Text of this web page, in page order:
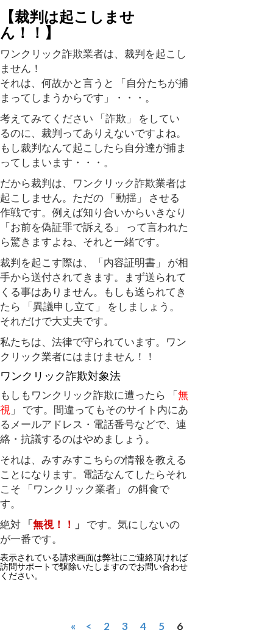
【裁判は起こしませ
ん！！】
ワンクリック詐欺業者は、裁判を起こし
ません！
それは、何故かと言うと 「自分たちが捕
まってしまうからです」・・・。
考えてみてください 「詐欺」 をしてい
るのに、裁判ってありえないですよね。
もし裁判なんて起こしたら自分達が捕ま
ってしまいます・・・。
だから裁判は、ワンクリック詐欺業者は
起こしません。ただの 「動揺」 させる
作戦です。例えば知り合いからいきなり
「お前を偽証罪で訴える」 って言われた
ら驚きますよね、それと一緒です。
裁判を起こす際は、「内容証明書」 が相
手から送付されてきます。まず送られて
くる事はありません。もしも送られてき
たら 「異議申し立て」 をしましょう。
それだけで大丈夫です。
私たちは、法律で守られています。ワン
クリック業者にはまけません！！
ワンクリック詐欺対象法
もしもワンクリック詐欺に遭ったら 「無
視 」 です。間違ってもそのサイト内にあ
るメールアドレス・電話番号などで、連
絡・抗議するのはやめましょう。
それは、みすみすこちらの情報を教える
ことになります。電話なんてしたらそれ
こそ 「ワンクリック業者」 の餌食で
す。
絶対
「無視！！ 」
です。気にしないの
が一番です。
表示されている請求画面は弊社にご連絡頂ければ
訪問サポートで駆除いたしますのでお問い合わせ
ください。
« < 2 3 4 5 6